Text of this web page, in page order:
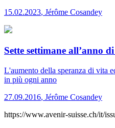
15.02.2023, Jérôme Cosandey
Sette settimane all’anno
L'aumento della speranza di vita
in più ogni anno
27.09.2016, Jérôme Cosandey
https://www.avenir-suisse.ch/it/